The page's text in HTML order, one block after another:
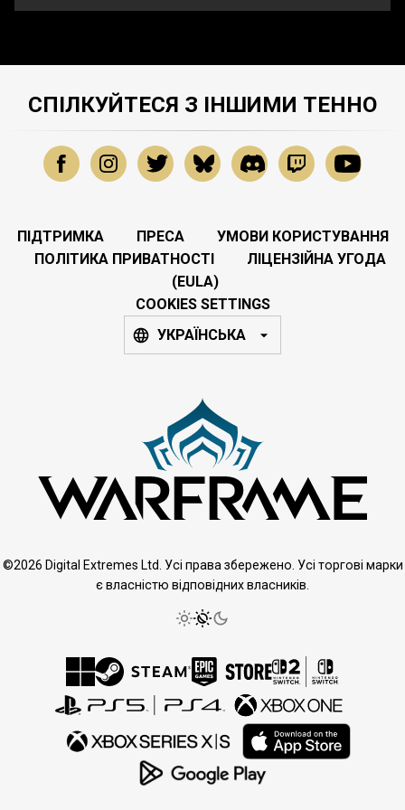
СПІЛКУЙТЕСЯ З ІНШИМИ ТЕННО
ПІДТРИМКА ПРЕСА
УМОВИ КОРИСТУВАННЯ
ПОЛІТИКА ПРИВАТНОСТІ
ЛІЦЕНЗІЙНА УГОДА
(EULA)
COOKIES SETTINGS
УКРАЇНСЬКА
©2026 Digital Extremes Ltd. Усі права збережено. Усі торгові марки
є власністю відповідних власників.